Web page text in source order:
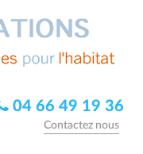
04 66 49 19 36
Contactez nous